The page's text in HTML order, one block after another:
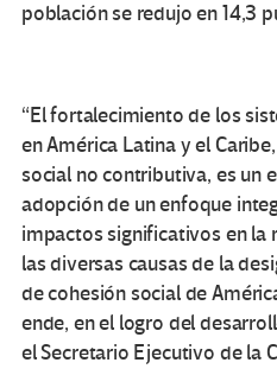
población se redujo en 14,3
“El fortalecimiento de los
en América Latina y el
social no contributiva, es un
adopción de un enfoque
impactos significativos en la
las diversas causas de la
de cohesión social de
ende, en el logro del
el Secretario Ejecutivo de la